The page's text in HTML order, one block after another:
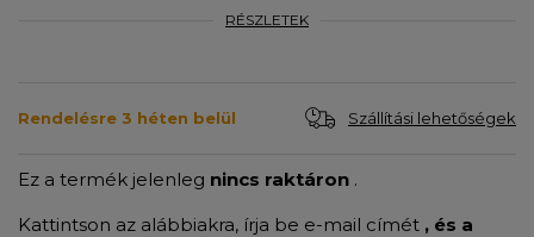
RÉSZLETEK
Rendelésre 3 héten belül Szállítási lehetőségek
Ez a termék jelenleg nincs raktáron .
Kattintson az alábbiakra, írja be e-mail címét , és a